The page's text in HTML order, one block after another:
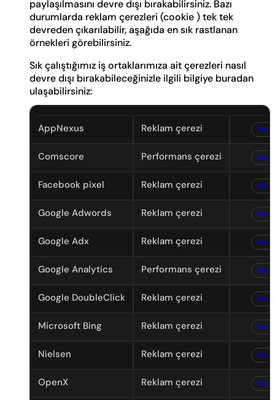
paylaşılmasını devre dışı bırakabilirsiniz. Bazı
durumlarda reklam çerezleri (cookie ) tek tek
devreden çıkarılabilir, aşağıda en sık rastlanan
örnekleri görebilirsiniz.
Sık çalıştığımız iş ortaklarımıza ait çerezleri nasıl
devre dışı bırakabileceğinizle ilgili bilgiye buradan
ulaşabilirsiniz:
AppNexus Reklam çerezi
Comscore Performans çerezi
Facebook pixel Reklam çerezi
Google Adwords Reklam çerezi
Google Adx Reklam çerezi
Google Analytics Performans çerezi
Google DoubleClick Reklam çerezi
Microsoft Bing Reklam çerezi
Nielsen Reklam çerezi
OpenX Reklam çerezi